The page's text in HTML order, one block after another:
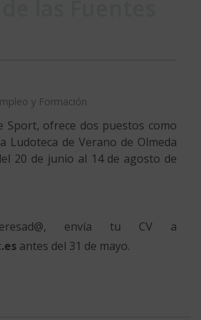
y Formación
Sport, ofrece dos puestos como
Ludoteca de Verano de Olmeda
20 de junio al 14 de agosto de
envía tu CV a
antes del 31 de mayo.